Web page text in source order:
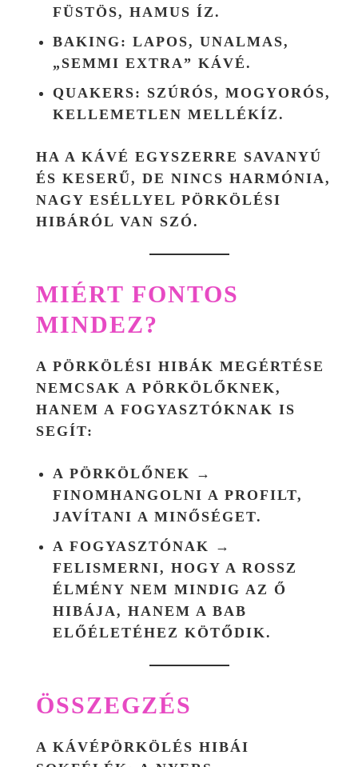
FÜSTÖS, HAMUS ÍZ.
BAKING: LAPOS, UNALMAS,
„SEMMI EXTRA” KÁVÉ.
QUAKERS: SZÚRÓS, MOGYORÓS,
KELLEMETLEN MELLÉKÍZ.
HA A KÁVÉ EGYSZERRE SAVANYÚ
ÉS KESERŰ, DE NINCS HARMÓNIA,
NAGY ESÉLLYEL PÖRKÖLÉSI
HIBÁRÓL VAN SZÓ.
MIÉRT FONTOS
MINDEZ?
A PÖRKÖLÉSI HIBÁK MEGÉRTÉSE
NEMCSAK A PÖRKÖLŐKNEK,
HANEM A FOGYASZTÓKNAK IS
SEGÍT:
A PÖRKÖLŐNEK →
FINOMHANGOLNI A PROFILT,
JAVÍTANI A MINŐSÉGET.
A FOGYASZTÓNAK →
FELISMERNI, HOGY A ROSSZ
ÉLMÉNY NEM MINDIG AZ Ő
HIBÁJA, HANEM A BAB
ELŐÉLETÉHEZ KÖTŐDIK.
ÖSSZEGZÉS
A KÁVÉPÖRKÖLÉS HIBÁI